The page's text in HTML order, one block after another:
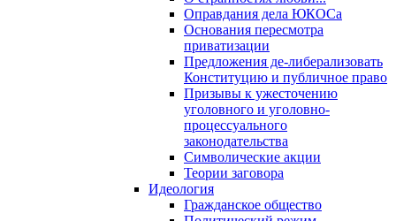
Оправдания дела ЮКОСа
Основания пересмотра
приватизации
Предложения де-либерализовать
Конституцию и публичное право
Призывы к ужесточению
уголовного и уголовно-
процессуального
законодательства
Символические акции
Теории заговора
Идеология
Гражданское общество